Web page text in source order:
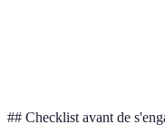
## Checklist avant de